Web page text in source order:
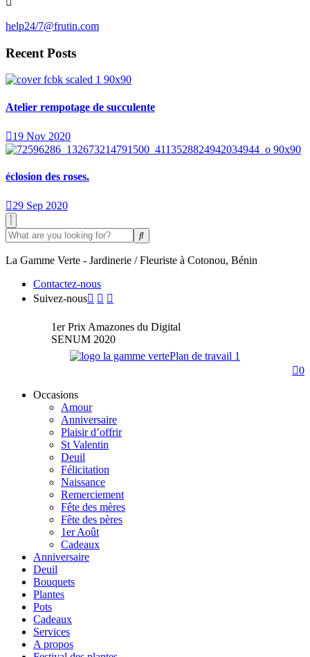
help24/7@frutin.com
Recent Posts
Atelier rempotage de succulente
19 Nov 2020
éclosion des roses.
29 Sep 2020
La Gamme Verte - Jardinerie / Fleuriste à Cotonou, Bénin
Contactez-nous
Suivez-nous
1er Prix Amazones du Digital
SENUM 2020
0
Occasions
Amour
Anniversaire
Plaisir d’offrir
St Valentin
Deuil
Félicitation
Naissance
Remerciement
Fête des mères
Fête des pères
1er Août
Cadeaux
Anniversaire
Deuil
Bouquets
Plantes
Pots
Cadeaux
Services
A propos